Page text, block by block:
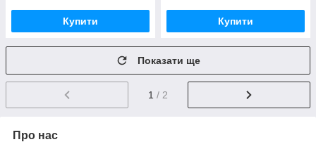
Купити Купити
Показати ще
1 / 2
Про нас